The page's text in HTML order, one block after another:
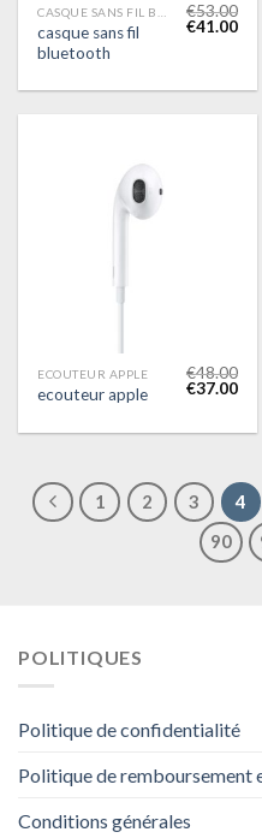
casque sans fil
bluetooth
€53.00
€41.00
ECOUTEUR APPLE
ecouteur apple
€48.00
€37.00
1 2 3 4
90
POLITIQUES
Politique de confidentialité
Politique de remboursement
Conditions générales